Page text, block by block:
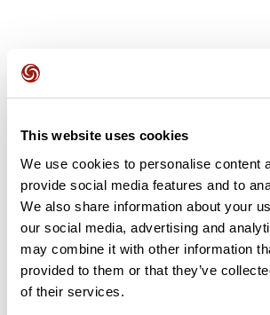
This website uses cookies
We use cookies to personalise content
provide social media features and to
We also share information about your
our social media, advertising and
may combine it with other information
provided to them or that they’ve
of their services.
Opiniones de los usuarios
5,0• 1 opiniones
completado? ¡Deja la primera opinión!
Añadir una opinión